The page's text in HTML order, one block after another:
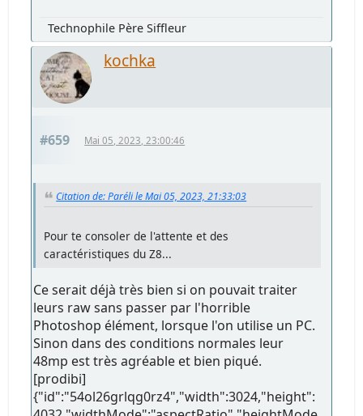
Technophile Père Siffleur
kochka
#659 Mai 05, 2023, 23:00:46
Citation de: Paréli le Mai 05, 2023, 21:33:03
Pour te consoler de l'attente et des
caractéristiques du Z8...
Ce serait déjà très bien si on pouvait traiter
leurs raw sans passer par l'horrible
Photoshop élément, lorsque l'on utilise un PC.
Sinon dans des conditions normales leur
48mp est très agréable et bien piqué.
[prodibi]
{"id":"54ol26grlqg0rz4","width":3024,"height":